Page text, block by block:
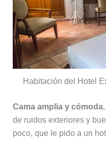
Habitación del Hotel
Cama amplia y cómoda
de ruidos exteriores y
poco, que le pido a un